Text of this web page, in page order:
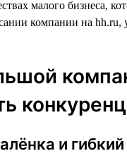
малого бизнеса,
компании на hh.ru,
и